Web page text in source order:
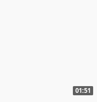
01:51